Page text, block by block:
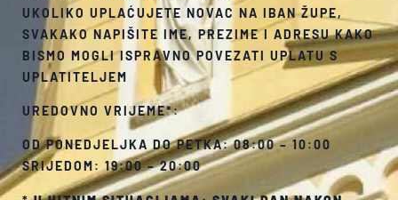
UKOLIKO UPLAĆUJETE NOVAC NA IBAN ŽUPE,
SVAKAKO NAPIŠITE IME, PREZIME I ADRESU KAKO
BISMO MOGLI ISPRAVNO POVEZATI UPLATU S
UPLATITELJEM
UREDOVNO VRIJEME*:
OD PONEDJELJKA DO PETKA: 08:00 – 10:00
SRIJEDOM: 19:00 – 20:00